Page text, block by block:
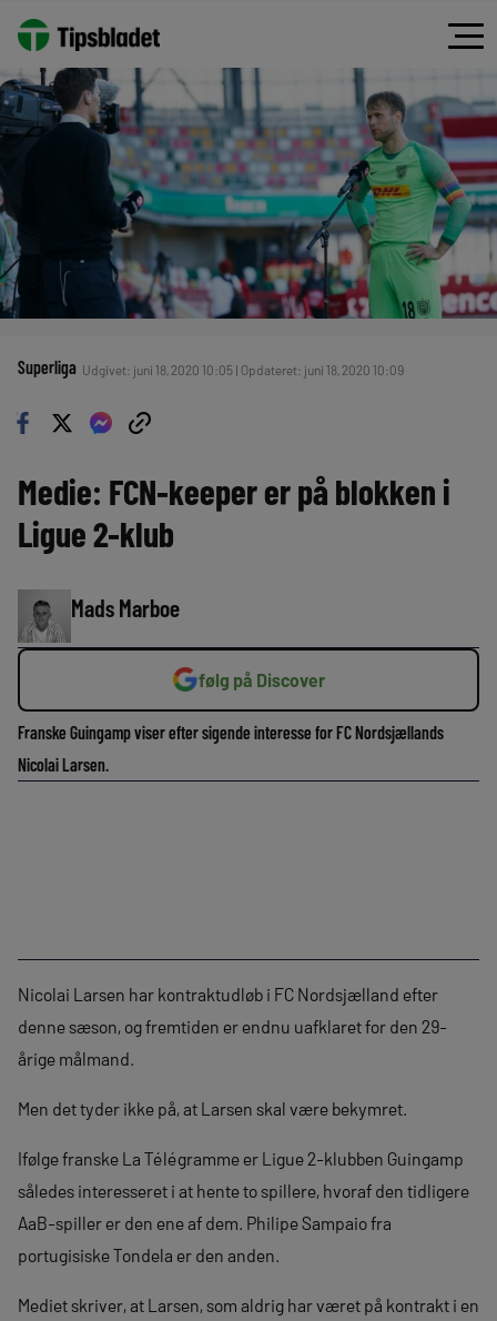
Superliga Udgivet: juni 18, 2020 10:05 | Opdateret: juni 18, 2020 10:09
Medie: FCN-keeper er på blokken i
Ligue 2-klub
Mads Marboe
følg på Discover
Franske Guingamp viser efter sigende interesse for FC Nordsjællands
Nicolai Larsen.
Nicolai Larsen har kontraktudløb i FC Nordsjælland efter
denne sæson, og fremtiden er endnu uafklaret for den 29-
årige målmand.
Men det tyder ikke på, at Larsen skal være bekymret.
Ifølge franske La Télégramme er Ligue 2-klubben Guingamp
således interesseret i at hente to spillere, hvoraf den tidligere
AaB-spiller er den ene af dem. Philipe Sampaio fra
portugisiske Tondela er den anden.
Mediet skriver, at Larsen, som aldrig har været på kontrakt i en